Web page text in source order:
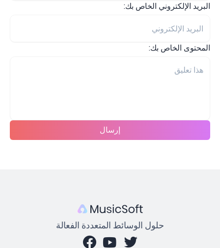
البريد الإلكتروني الخاص بك:
المحتوى الخاص بك:
إرسال
حلول الوسائط المتعددة الفعالة